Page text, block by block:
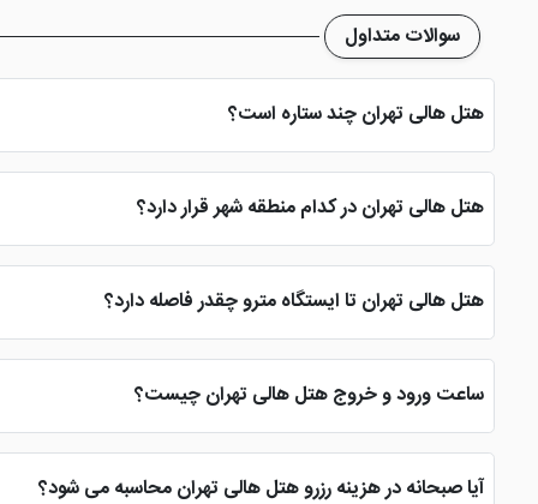
سوالات متداول
هتل هالی تهران چند ستاره است؟
هتل هالی تهران یک هتل 3 ستاره در مرکز شهر تهران است که با ارائه امکانات مناسب، دسترسی مطلوب و قیمت اقتصادی، گزینه ای مناسب برای سفرهای کاری و تفریحی محسوب می شود.
هتل هالی تهران در کدام منطقه شهر قرار دارد؟
هتل هالی در خیابان استاد نجات الهی (ویلا) واقع شده و به بسیاری
هتل هالی تهران تا ایستگاه مترو چقدر فاصله دارد؟
یکی از مزیت های هتل هالی نزدیکی به ایستگاه های مترو و خطوط
ساعت ورود و خروج هتل هالی تهران چیست؟
ساعت تحویل اتاق در هتل هالی تهران 14:00 و ساعت تخلیه اتاق 12:00 ظهر است. برای ورود زودهنگام یا خروج دیرهنگام می توانید با پذیرش هتل هماهنگ کنید.
آیا صبحانه در هزینه رزرو هتل هالی تهران محاسبه می شود؟